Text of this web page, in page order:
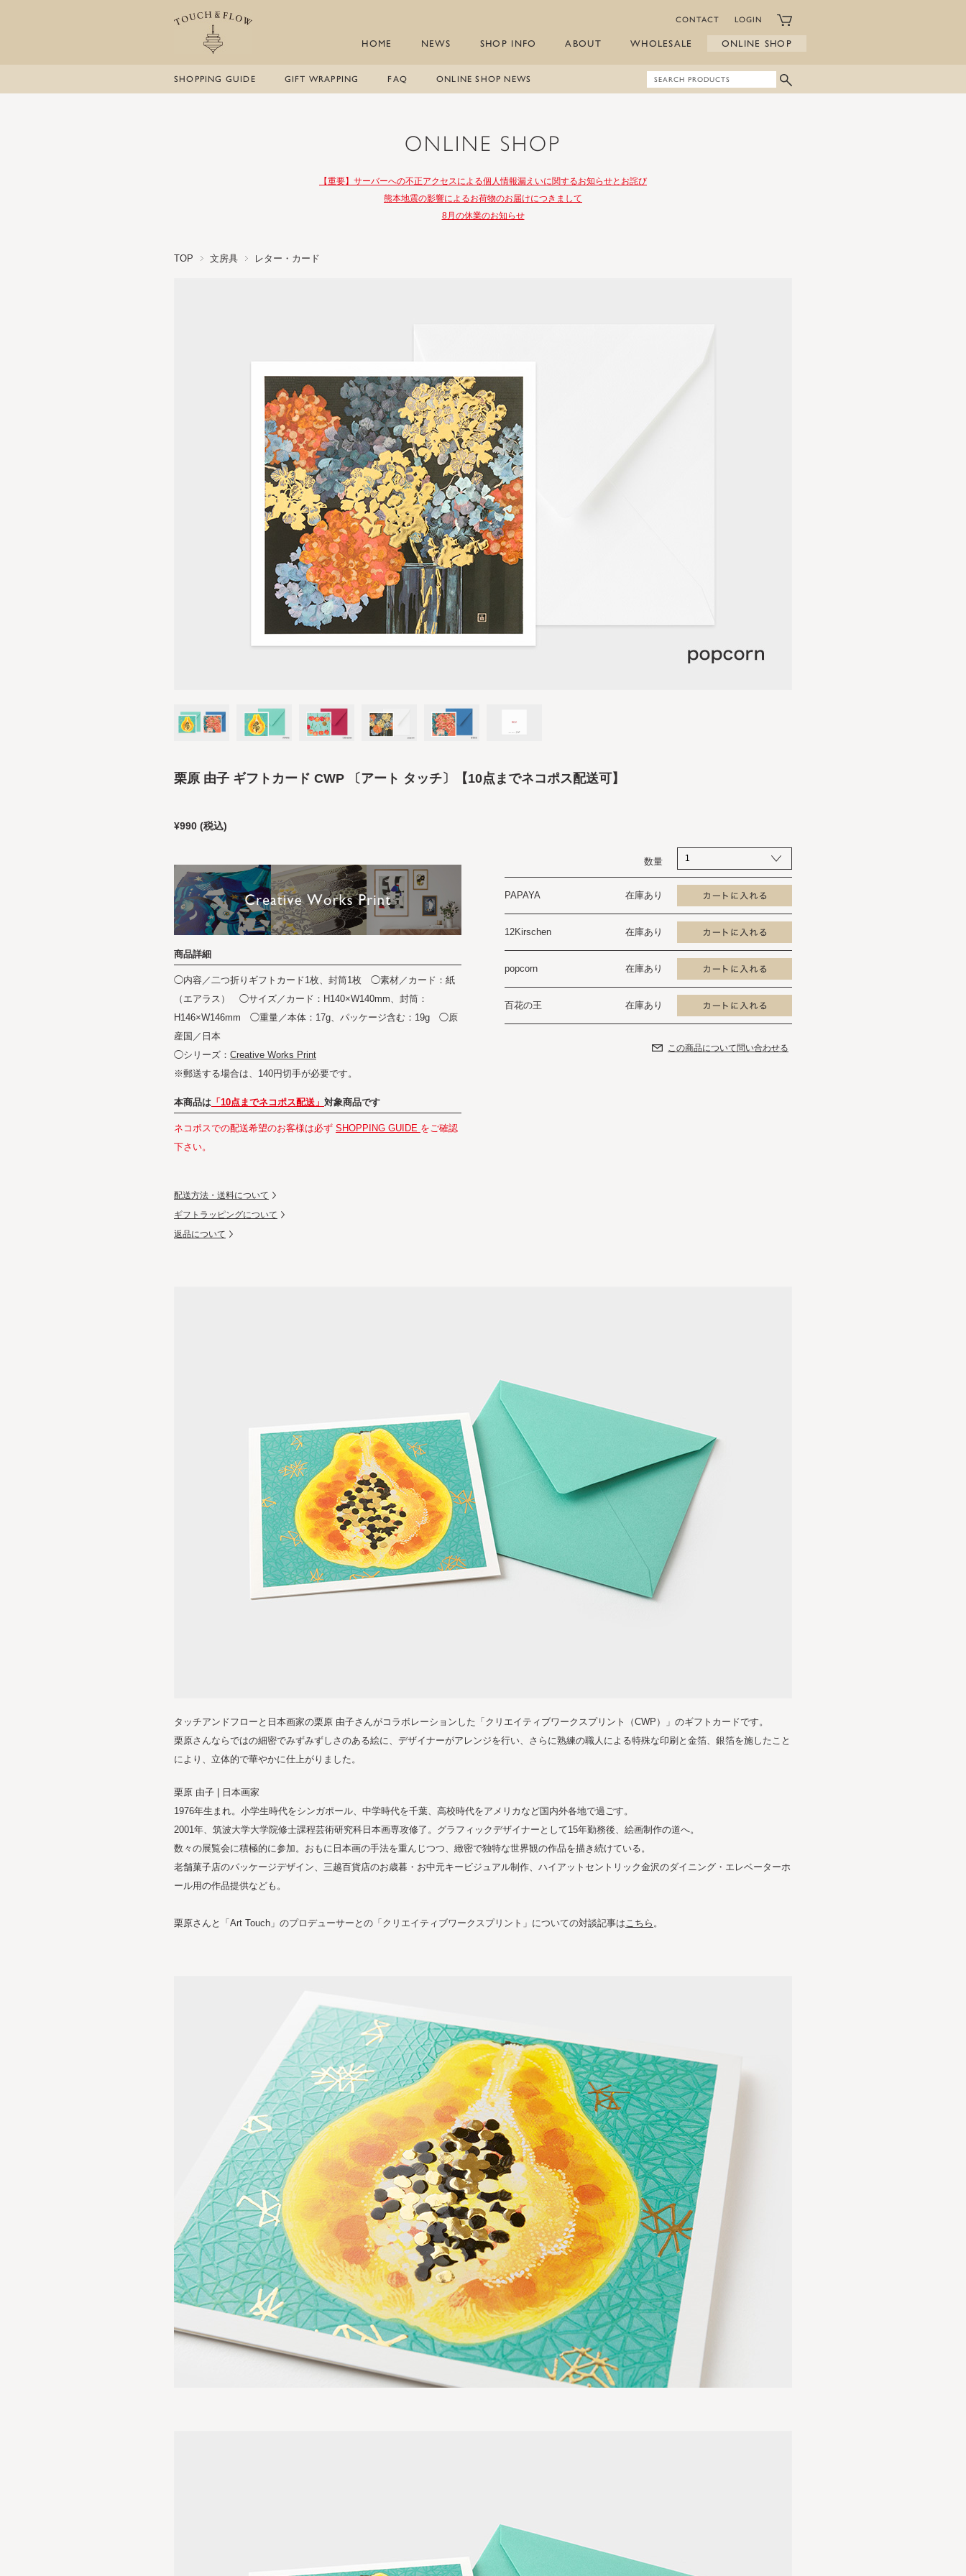
CONTACT LOGIN
HOME NEWS SHOP INFO ABOUT WHOLESALE ONLINE SHOP
SHOPPING GUIDE GIFT WRAPPING FAQ ONLINE SHOP NEWS
ONLINE SHOP
【重要】サーバーへの不正アクセスによる個人情報漏えいに関するお知らせとお詫び
熊本地震の影響によるお荷物のお届けにつきまして
8月の休業のお知らせ
TOP 文房具 レター・カード
栗原 由子 ギフトカード CWP 〔アート タッチ〕【10点までネコポス配送可】
¥990 (税込)
数量
PAPAYA 在庫あり
12Kirschen 在庫あり
popcorn 在庫あり
百花の王 在庫あり
この商品について問い合わせる
商品詳細
◯内容／二つ折りギフトカード1枚、封筒1枚 ◯素材／カード：紙
（エアラス） ◯サイズ／カード：H140×W140mm、封筒：
H146×W146mm ◯重量／本体：17g、パッケージ含む：19g ◯原
産国／日本
◯シリーズ： Creative Works Print
※郵送する場合は、140円切手が必要です。
本商品は 「10点までネコポス配送」 対象商品です
ネコポスでの配送希望のお客様は必ず SHOPPING GUIDE をご確認
下さい。
配送方法・送料について
ギフトラッピングについて
返品について
タッチアンドフローと日本画家の栗原 由子さんがコラボレーションした「クリエイティブワークスプリント（CWP）」のギフトカードです。
栗原さんならではの細密でみずみずしさのある絵に、デザイナーがアレンジを行い、さらに熟練の職人による特殊な印刷と金箔、銀箔を施したこと
により、立体的で華やかに仕上がりました。
栗原 由子 | 日本画家
1976年生まれ。小学生時代をシンガポール、中学時代を千葉、高校時代をアメリカなど国内外各地で過ごす。
2001年、筑波大学大学院修士課程芸術研究科日本画専攻修了。グラフィックデザイナーとして15年勤務後、絵画制作の道へ。
数々の展覧会に積極的に参加。おもに日本画の手法を重んじつつ、緻密で独特な世界観の作品を描き続けている。
老舗菓子店のパッケージデザイン、三越百貨店のお歳暮・お中元キービジュアル制作、ハイアットセントリック金沢のダイニング・エレベーターホ
ール用の作品提供なども。
栗原さんと「Art Touch」のプロデューサーとの「クリエイティブワークスプリント」についての対談記事はこちら 。